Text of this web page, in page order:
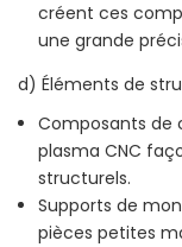
créent ces
une grande
d) Éléments de
Composants de
plasma CNC
structurels.
Supports de
pièces petites